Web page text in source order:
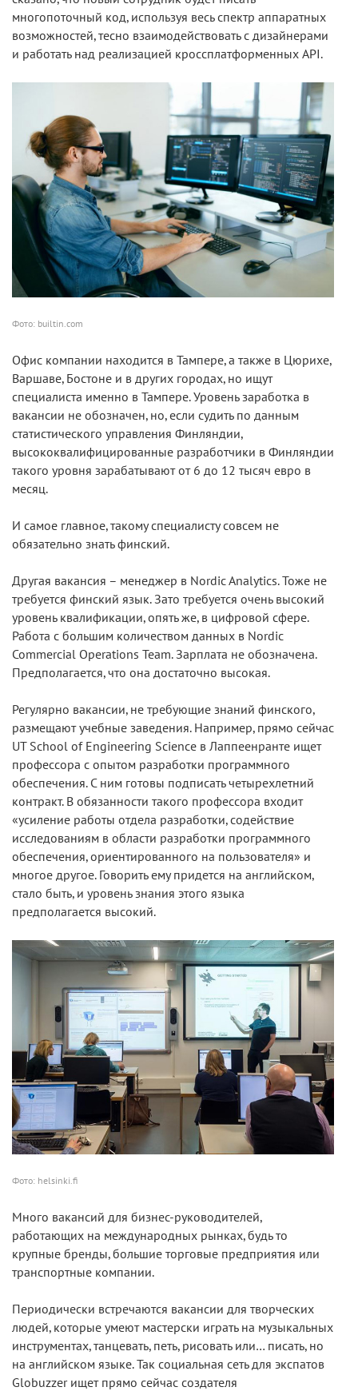
многопоточный код, используя весь спектр аппаратных
возможностей, тесно взаимодействовать с дизайнерами
и работать над реализацией кроссплатформенных API.
Фото: builtin.com
Офис компании находится в Тампере, а также в Цюрихе,
Варшаве, Бостоне и в других городах, но ищут
специалиста именно в Тампере. Уровень заработка в
вакансии не обозначен, но, если судить по данным
статистического управления Финляндии,
высококвалифицированные разработчики в Финляндии
такого уровня зарабатывают от 6 до 12 тысяч евро в
месяц.
И самое главное, такому специалисту совсем не
обязательно знать финский.
Другая вакансия – менеджер в Nordic Analytics. Тоже не
требуется финский язык. Зато требуется очень высокий
уровень квалификации, опять же, в цифровой сфере.
Работа с большим количеством данных в Nordic
Commercial Operations Team. Зарплата не обозначена.
Предполагается, что она достаточно высокая.
Регулярно вакансии, не требующие знаний финского,
размещают учебные заведения. Например, прямо сейчас
UT School of Engineering Science в Лаппеенранте ищет
профессора с опытом разработки программного
обеспечения. С ним готовы подписать четырехлетний
контракт. В обязанности такого профессора входит
«усиление работы отдела разработки, содействие
исследованиям в области разработки программного
обеспечения, ориентированного на пользователя» и
многое другое. Говорить ему придется на английском,
стало быть, и уровень знания этого языка
предполагается высокий.
Фото: helsinki.fi
Много вакансий для бизнес-руководителей,
работающих на международных рынках, будь то
крупные бренды, большие торговые предприятия или
транспортные компании.
Периодически встречаются вакансии для творческих
людей, которые умеют мастерски играть на музыкальных
инструментах, танцевать, петь, рисовать или… писать, но
на английском языке. Так социальная сеть для экспатов
Globuzzer ищет прямо сейчас создателя